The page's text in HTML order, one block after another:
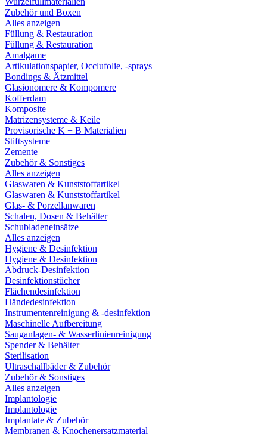
Zubehör und Boxen
Alles anzeigen
Füllung & Restauration
Füllung & Restauration
Amalgame
Artikulationspapier, Occlufolie, -sprays
Bondings & Ätzmittel
Glasionomere & Kompomere
Kofferdam
Komposite
Matrizensysteme & Keile
Provisorische K + B Materialien
Stiftsysteme
Zemente
Zubehör & Sonstiges
Alles anzeigen
Glaswaren & Kunststoffartikel
Glaswaren & Kunststoffartikel
Glas- & Porzellanwaren
Schalen, Dosen & Behälter
Schubladeneinsätze
Alles anzeigen
Hygiene & Desinfektion
Hygiene & Desinfektion
Abdruck-Desinfektion
Desinfektionstücher
Flächendesinfektion
Händedesinfektion
Instrumentenreinigung & -desinfektion
Maschinelle Aufbereitung
Sauganlagen- & Wasserlinienreinigung
Spender & Behälter
Sterilisation
Ultraschallbäder & Zubehör
Zubehör & Sonstiges
Alles anzeigen
Implantologie
Implantologie
Implantate & Zubehör
Membranen & Knochenersatzmaterial